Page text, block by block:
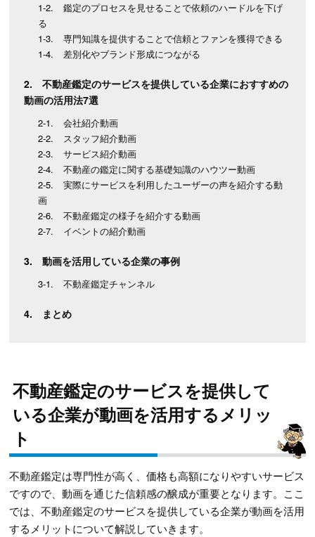
鑑定のプロセスを見せることで依頼のハードルを下げ
る
専門知識を提供することで信頼とファンを獲得できる
差別化やブランド形成につながる
不動産鑑定のサービスを提供している企業におすすめの
動画の活用法7選
会社紹介動画
スタッフ紹介動画
サービス紹介動画
不動産の鑑定に関する基礎知識のハウツー動画
実際にサービスを利用したユーザーの声を紹介する動
画
不動産鑑定の様子を紹介する動画
イベントの紹介動画
動画を活用している企業の事例
不動産鑑定チャンネル
まとめ
不動産鑑定のサービスを提供して
いる企業が動画を活用するメリッ
ト
不動産鑑定は専門性が高く、価格も高額になりやすいサービス
ですので、動画を通じた信頼感の醸成が重要となります。ここ
では、不動産鑑定のサービスを提供している企業が動画を活用
するメリットについて解説していきます。